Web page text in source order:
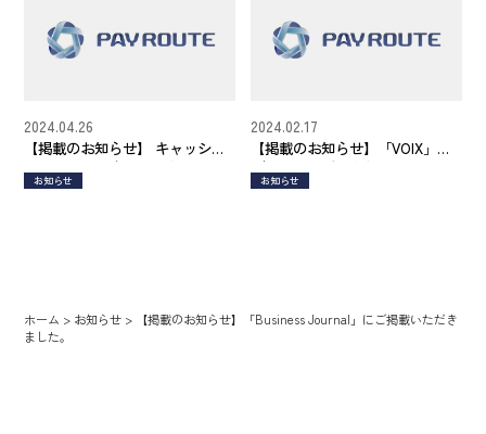
【掲載のお知らせ】 キャッシュ
レス業界に関する情報をお届け
するビジネスメディア「カード
2024.04.26
お知らせ
【掲載のお知らせ】「VOIX」に
ご掲載いただきました。
2024.02.17
お知らせ
ホーム > お知らせ >
【掲載のお知らせ】「Business Journal」にご掲載いただき
ました。